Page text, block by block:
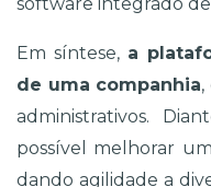
Em síntese, a
de uma companhia,
administrativos.
possível melhorar
dando agilidade a